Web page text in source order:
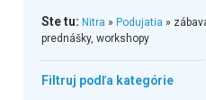
Ste tu: Nitra » Podujatia »
prednášky, workshopy
Filtruj podľa kategórie